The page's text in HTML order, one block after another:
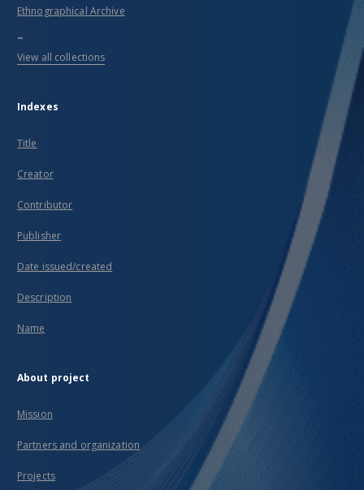
Ethnographical Archive
...
View all collections
Indexes
Title
Creator
Contributor
Publisher
Date issued/created
Description
Name
About project
Mission
Partners and organization
Projects